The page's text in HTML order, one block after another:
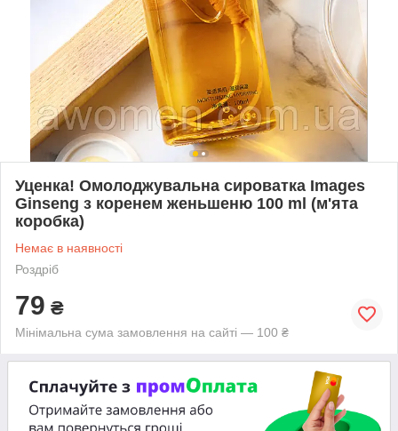
Уценка! Омолоджувальна сироватка Images
Ginseng з коренем женьшеню 100 ml (м'ята
коробка)
Немає в наявності
Роздріб
79 ₴
Мінімальна сума замовлення на сайті — 100 ₴